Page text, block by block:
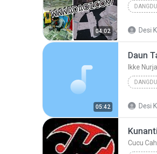
04:02 Desi K.
05:42
Daun
Ikke
Desi K.
Cucu